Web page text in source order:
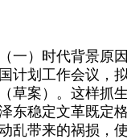
（一）时代背景原
国计划工作会议，
（草案）。这样抓
东稳定文革既定
乱带来的祸损，